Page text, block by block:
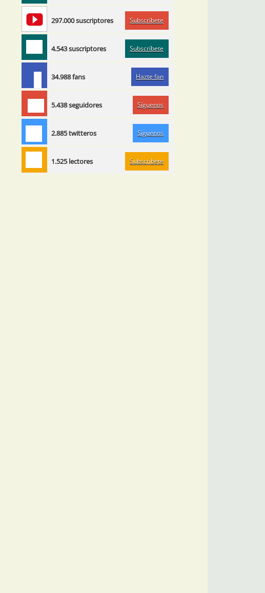
297.000 suscriptores Subscríbete
4.543 suscriptores Subscríbete
34.988 fans Hazte fan
5.438 seguidores Síguenos
2.885 twitteros Síguenos
1.525 lectores Subscríbete